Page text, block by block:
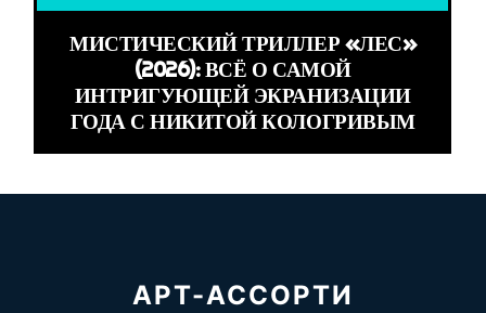
МИСТИЧЕСКИЙ ТРИЛЛЕР «ЛЕС»
(2026): ВСЁ О САМОЙ
ИНТРИГУЮЩЕЙ ЭКРАНИЗАЦИИ
ГОДА С НИКИТОЙ КОЛОГРИВЫМ
АРТ-АССОРТИ